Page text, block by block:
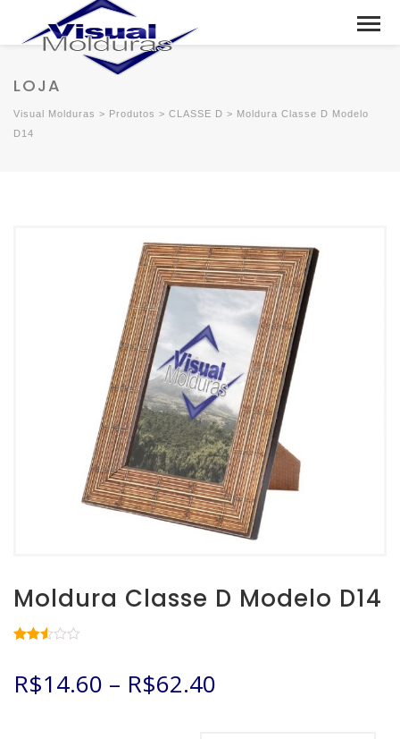
LOJA
Visual Molduras > Produtos > CLASSE D > Moldura Classe D Modelo
D14
Moldura Classe D Modelo D14
2.51
de 5,
R$14.60 – R$62.40